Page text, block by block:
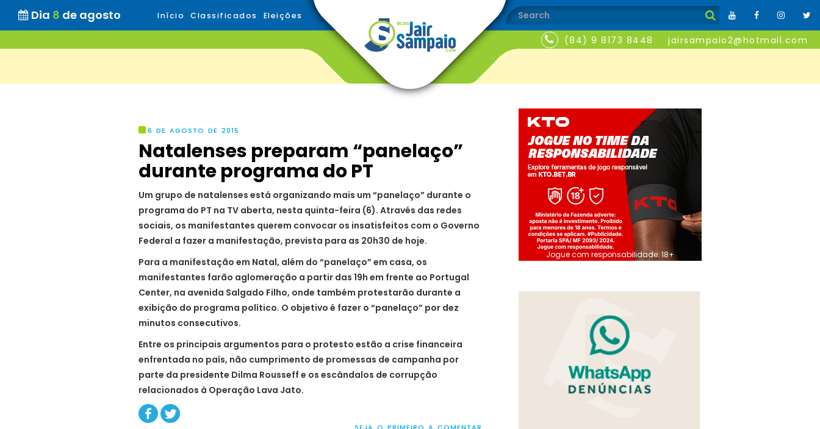
Dia 8 de agosto Início Classificados Eleições
(84) 9 8173 8448 jairsampaio2@hotmail.com
6 DE AGOSTO DE 2015
Natalenses preparam “panelaço”
durante programa do PT
Um grupo de natalenses está organizando mais um “panelaço” durante o
programa do PT na TV aberta, nesta quinta-feira (6). Através das redes
sociais, os manifestantes querem convocar os insatisfeitos com o Governo
Federal a fazer a manifestação, prevista para as 20h30 de hoje.
Para a manifestação em Natal, além do “panelaço” em casa, os
manifestantes farão aglomeração a partir das 19h em frente ao Portugal
Center, na avenida Salgado Filho, onde também protestarão durante a
exibição do programa político. O objetivo é fazer o “panelaço” por dez
minutos consecutivos.
Entre os principais argumentos para o protesto estão a crise financeira
enfrentada no país, não cumprimento de promessas de campanha por
parte da presidente Dilma Rousseff e os escândalos de corrupção
relacionados à Operação Lava Jato.
Jogue com responsabilidade. 18+